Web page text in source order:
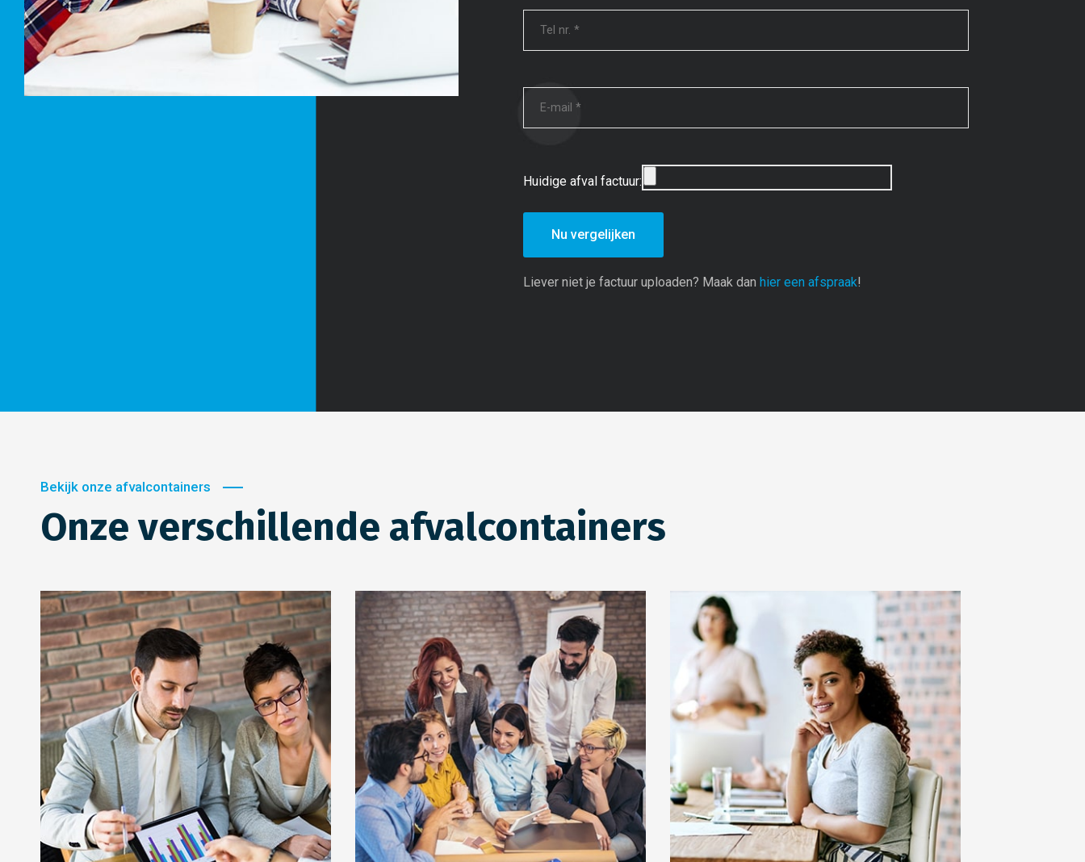
Huidige afval factuur:
Liever niet je factuur uploaden? Maak danhier een afspraak!
Bekijk onze afvalcontainers
Onze verschillende afvalcontainers